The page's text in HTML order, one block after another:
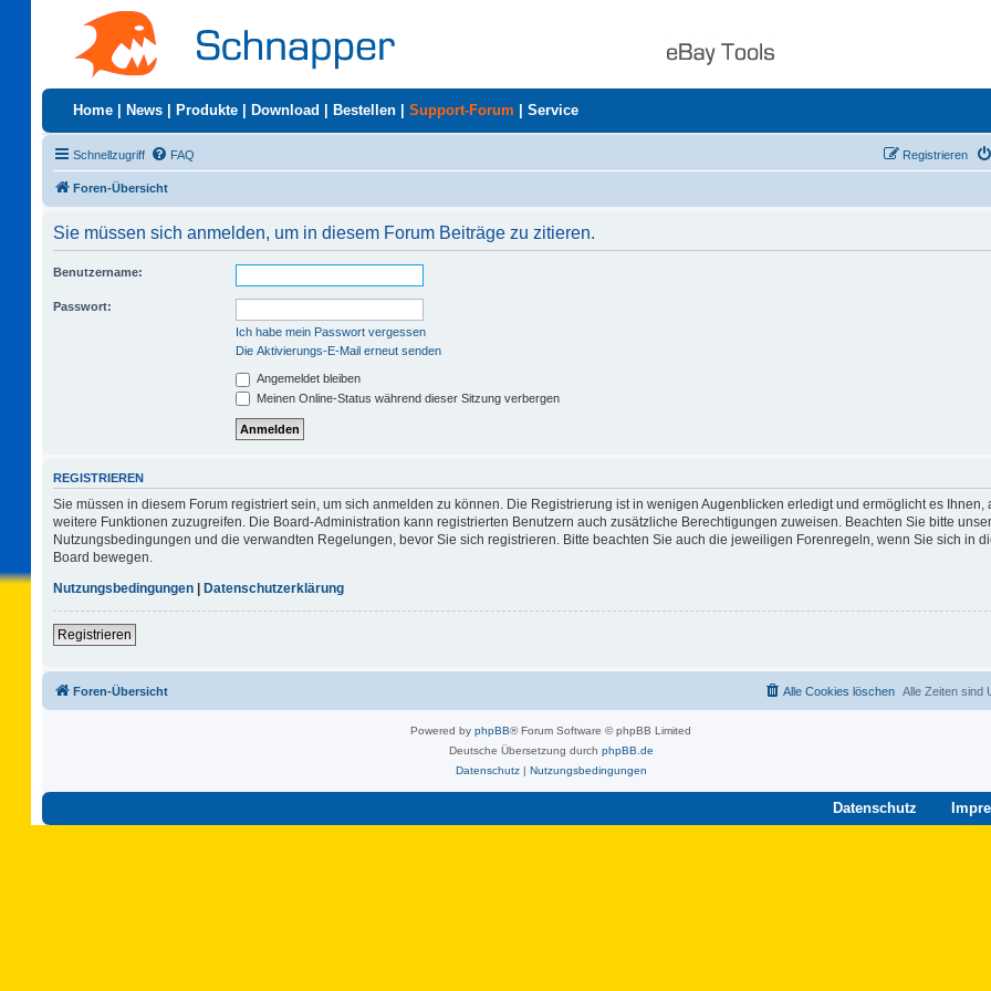
Home News Produkte Download Bestellen Support-Forum Service
Schnellzugriff FAQ Registrieren
Foren-Übersicht
Sie müssen sich anmelden, um in diesem Forum Beiträge zu zitieren.
Benutzername:
Passwort:
Ich habe mein Passwort vergessen
Die Aktivierungs-E-Mail erneut senden
Angemeldet bleiben
Meinen Online-Status während dieser Sitzung verbergen
REGISTRIEREN
Sie müssen in diesem Forum registriert sein, um sich anmelden zu können. Die Registrierung ist in wenigen Augenblicken erledigt und ermöglicht es Ihnen,
weitere Funktionen zuzugreifen. Die Board-Administration kann registrierten Benutzern auch zusätzliche Berechtigungen zuweisen. Beachten Sie bitte
Nutzungsbedingungen und die verwandten Regelungen, bevor Sie sich registrieren. Bitte beachten Sie auch die jeweiligen Forenregeln, wenn Sie sich in
Board bewegen.
Nutzungsbedingungen | Datenschutzerklärung
Registrieren
Foren-Übersicht Alle Zeiten sind
Alle Cookies löschen
Powered by phpBB® Forum Software © phpBB Limited
Deutsche Übersetzung durch phpBB.de
Datenschutz| Nutzungsbedingungen
Datenschutz